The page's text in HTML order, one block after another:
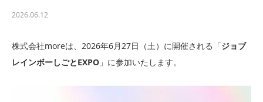
2026.06.12
株式会社moreは、2026年6月27日（土）に開催される「ジョブ
レインボーしごとEXPO 」に参加いたします。